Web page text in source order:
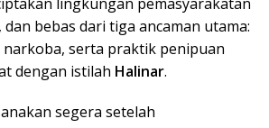
bebas dari tiga ancaman utama:
serta praktik penipuan
dengan istilah Halinar.
segera setelah